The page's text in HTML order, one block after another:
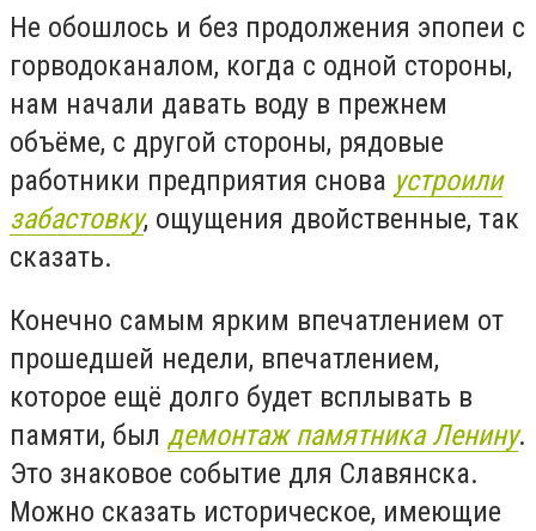
Не обошлось и без продолжения эпопеи с
горводоканалом, когда с одной стороны,
нам начали давать воду в прежнем
объёме, с другой стороны, рядовые
работники предприятия снова устроили
забастовку, ощущения двойственные, так
сказать.
Конечно самым ярким впечатлением от
прошедшей недели, впечатлением,
которое ещё долго будет всплывать в
памяти, был демонтаж памятника Ленину.
Это знаковое событие для Славянска.
Можно сказать историческое, имеющие